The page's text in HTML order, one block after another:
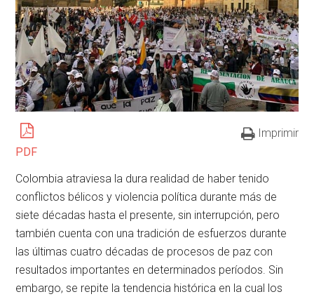
PDF
Imprimir
Colombia atraviesa la dura realidad de haber tenido
conflictos bélicos y violencia política durante más de
siete décadas hasta el presente, sin interrupción, pero
también cuenta con una tradición de esfuerzos durante
las últimas cuatro décadas de procesos de paz con
resultados importantes en determinados períodos. Sin
embargo, se repite la tendencia histórica en la cual los